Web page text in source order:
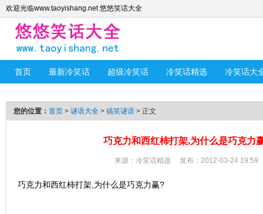
欢迎光临www.taoyishang.net 悠悠笑话大全
首页 最新冷笑话 超级冷笑话 冷笑话精选 冷笑话大
您的位置： 首页 > 谜语大全 > 搞笑谜语 > 正文
巧克力和西红柿打架,为什么是巧克力
来源： 冷笑话精选 发布：2012-03-24 19:59
巧克力和西红柿打架,为什么是巧克力赢?